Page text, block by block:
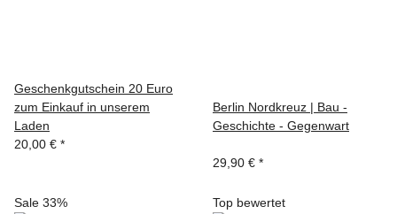
Geschenkgutschein 20 Euro
zum Einkauf in unserem
Laden
20,00 € *
Berlin Nordkreuz | Bau -
Geschichte - Gegenwart
29,90 € *
Sale 33% Top bewertet